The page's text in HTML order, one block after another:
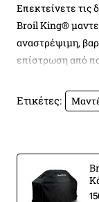
Επεκτείνετε τις
Broil King®
αναστρέψιμη,
επίστρωση από
καψάλισμα .
σχάρας Broil
Ετικέτες: